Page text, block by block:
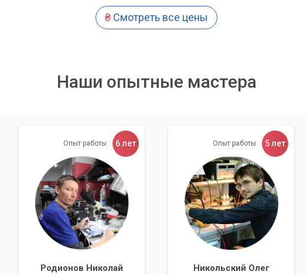
чистки
температурного режима;
ноутбука;
чистка игрового ноутбука каждые 6-12 месяцев —
работы и долголетия.»
ноутбука на потом. Обратитесь в сервисный центр
устройству вторую жизнь. Наслаждайтесь играми на полной
₴ Смотреть все цены
Наши опытные мастера
Опыт работы 6 лет
Родионов Николай
Опыт работы 5 лет
Никольский Олег